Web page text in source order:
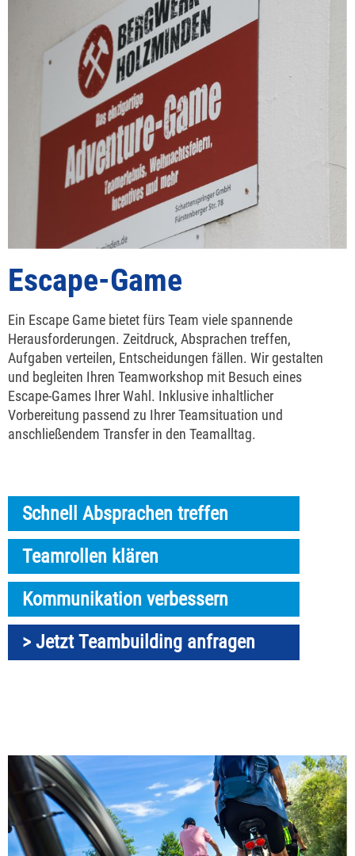
Escape-Game
Ein Escape Game bietet fürs Team viele spannende
Herausforderungen. Zeitdruck, Absprachen treffen,
Aufgaben verteilen, Entscheidungen fällen. Wir gestalten
und begleiten Ihren Teamworkshop mit Besuch eines
Escape-Games Ihrer Wahl. Inklusive inhaltlicher
Vorbereitung passend zu Ihrer Teamsituation und
anschließendem Transfer in den Teamalltag.
Schnell Absprachen treffen
Teamrollen klären
Kommunikation verbessern
> Jetzt Teambuilding anfragen